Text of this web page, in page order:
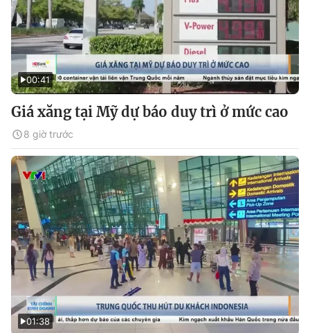
00:41
Giá xăng tại Mỹ dự báo duy trì ở mức cao
8 giờ trước
01:38